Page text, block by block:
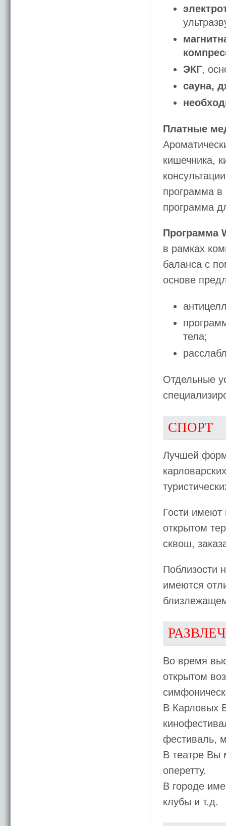
ЭКГ,
сауна,
Платные
кишечника,
программа в
программа
Программа
в рамках
баланса с
основе
тела;
Отдельные
СПОРТ
Лучшей
Гости имеют
открытом
сквош,
Поблизости
имеются
Во время
открытом
В Карловых
фестиваль,
В театре Вы
оперетту.
В городе
клубы и т.д.